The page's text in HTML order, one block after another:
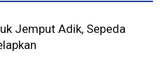
Jemput Adik, Sepeda